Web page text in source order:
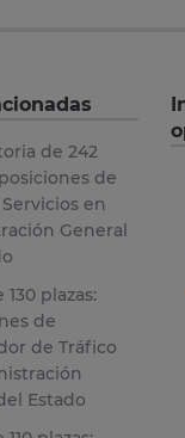
de 242
de
en
General
plazas:
de
de Tráfico
Estado